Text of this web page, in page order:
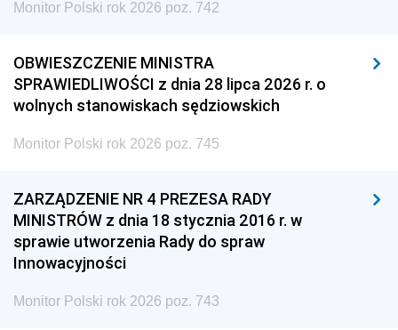
Monitor Polski rok 2026 poz. 742
OBWIESZCZENIE MINISTRA
SPRAWIEDLIWOŚCI z dnia 28 lipca 2026 r. o
wolnych stanowiskach sędziowskich
Monitor Polski rok 2026 poz. 745
ZARZĄDZENIE NR 4 PREZESA RADY
MINISTRÓW z dnia 18 stycznia 2016 r. w
sprawie utworzenia Rady do spraw
Innowacyjności
Monitor Polski rok 2026 poz. 743